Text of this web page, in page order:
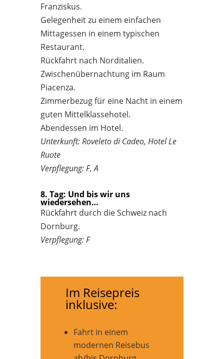
Franziskus.
Gelegenheit zu einem einfachen
Mittagessen in einem typischen
Restaurant.
Rückfahrt nach Norditalien.
Zwischenübernachtung im Raum
Piacenza.
Zimmerbezug für eine Nacht in einem
guten Mittelklassehotel.
Abendessen im Hotel.
Unterkunft: Roveleto di Cadeo, Hotel Le
Ruote
Verpflegung: F, A
8. Tag: Und bis wir uns
wiedersehen…
Rückfahrt durch die Schweiz nach
Dornburg.
Verpflegung: F
Im Reisepreis
inklusive:
Fahrt in einem
modernen Reisebus